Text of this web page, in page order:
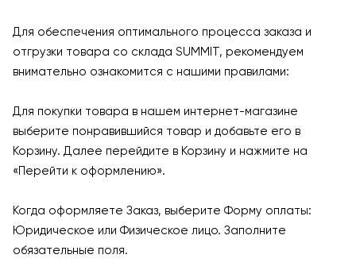
Для обеспечения оптимального процесса заказа и
отгрузки товара со склада SUMMIT, рекомендуем
внимательно ознакомится с нашими правилами:
Для покупки товара в нашем интернет-магазине
выберите понравившийся товар и добавьте его в
Корзину. Далее перейдите в Корзину и нажмите на
«Перейти к оформлению».
Когда оформляете Заказ, выберите Форму оплаты:
Юридическое или Физическое лицо. Заполните
обязательные поля.